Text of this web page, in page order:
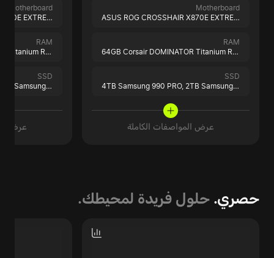
Motherboard
ASUS ROG CROSSHAIR X870E EXTREME
RAM
64GB Corsair DOMINATOR Titanium RGB Black
SSD
4TB Samsung 990 PRO, 2TB Samsung 9100 PRO
عرض المواصفات الكاملة
Motherboard
ASUS ROG CROSSHAIR X870E EXTREME
RAM
64GB Corsair DOMINATOR Titanium RGB Black
SSD
Samsung 9100 PRO
عرض
حصري. حلول فريدة لمحيطك.